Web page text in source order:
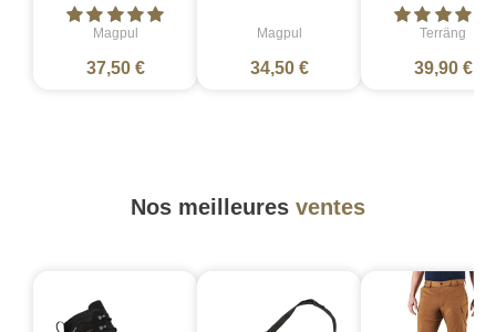
Magpul
37,50 €
Magpul
34,50 €
Terräng
39,90 €
Nos meilleures ventes